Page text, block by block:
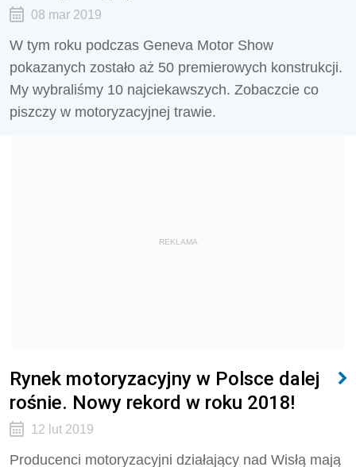
08 mar 2019
W tym roku podczas Geneva Motor Show
pokazanych zostało aż 50 premierowych konstrukcji.
My wybraliśmy 10 najciekawszych. Zobaczcie co
piszczy w motoryzacyjnej trawie.
REKLAMA
Rynek motoryzacyjny w Polsce dalej
rośnie. Nowy rekord w roku 2018!
12 lut 2019
Producenci motoryzacyjni działający nad Wisłą mają